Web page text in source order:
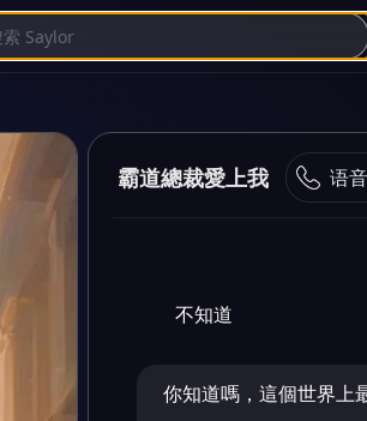
霸道總裁愛上我 语
不知道
你知道嗎，這個世界上